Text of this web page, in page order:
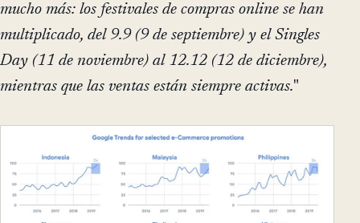
mucho más: los festivales de compras online se han
multiplicado, del 9.9 (9 de septiembre) y el Singles
Day (11 de noviembre) al 12.12 (12 de diciembre),
mientras que las ventas están siempre activas."